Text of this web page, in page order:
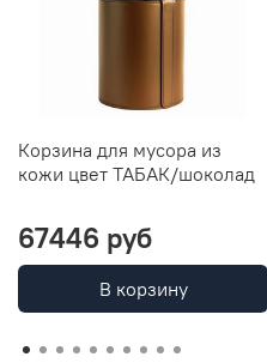
Корзина для мусора из
кожи цвет ТАБАК/шоколад
67446 руб
В корзину